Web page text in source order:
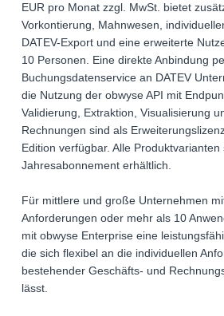
EUR pro Monat zzgl. MwSt. bietet
Vorkontierung, Mahnwesen,
DATEV-Export und eine erweiterte
10 Personen. Eine direkte Anbindung
Buchungsdatenservice an DATEV
die Nutzung der obwyse API mit
Validierung, Extraktion, Visualisierung
Rechnungen sind als
Edition verfügbar. Alle Produktvarianten
Jahresabonnement erhältlich.
Für mittlere und große Unternehmen
Anforderungen oder mehr als 10
mit obwyse Enterprise eine
die sich flexibel an die individuellen
bestehender Geschäfts- und
lässt.